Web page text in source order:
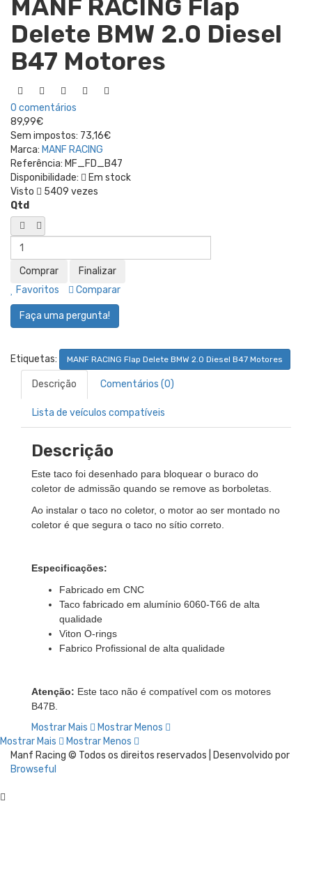
MANF RACING Flap
Delete BMW 2.0 Diesel
B47 Motores
0 comentários
89,99€
Sem impostos: 73,16€
Marca: MANF RACING
Referência: MF_FD_B47
Disponibilidade:
Em stock
Visto
5409 vezes
Qtd
Favoritos Comparar
Faça uma pergunta!
Etiquetas: MANF RACING Flap Delete BMW 2.0 Diesel B47 Motores
Descrição Comentários (0)
Lista de veículos compatíveis
Descrição
Este taco foi desenhado para bloquear o buraco do
coletor de admissão quando se remove as borboletas.
Ao instalar o taco no coletor, o motor ao ser montado no
coletor é que segura o taco no sítio correto.
Especificações:
Fabricado em CNC
Taco fabricado em alumínio 6060-T66 de alta
qualidade
Viton O-rings
Fabrico Profissional de alta qualidade
Atenção: Este taco não é compatível com os motores
B47B.
Mostrar Mais
Mostrar Menos
Mostrar Mais
Mostrar Menos
Manf Racing © Todos os direitos reservados | Desenvolvido por
Browseful